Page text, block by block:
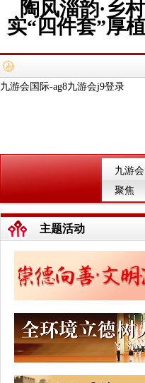
陶风淄韵·乡
实“四件套”厚
九游会国际-ag8九游会j9登录
九游
聚焦
主题活动